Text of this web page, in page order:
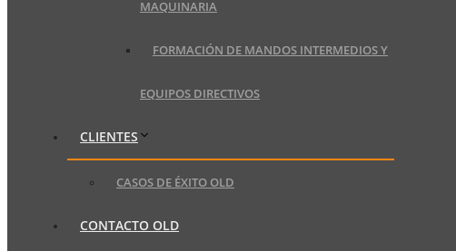
MAQUINARIA
FORMACIÓN DE MANDOS INTERMEDIOS Y
EQUIPOS DIRECTIVOS
CLIENTES
CASOS DE ÉXITO OLD
CONTACTO OLD